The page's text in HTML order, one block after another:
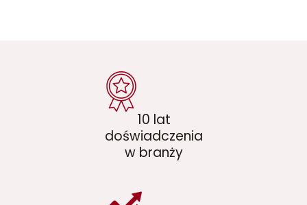
10 lat
doświadczenia
w branży